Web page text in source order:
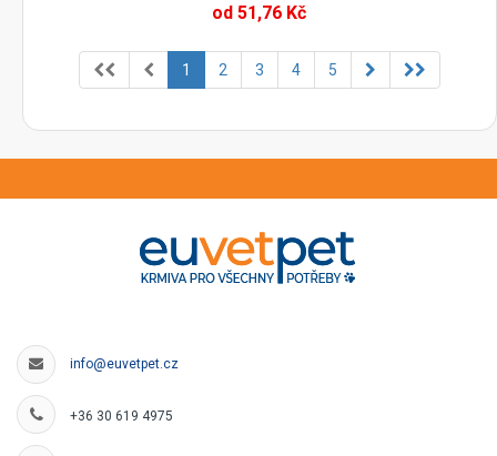
od 51,76 Kč
1 2 3 4 5
info@euvetpet.cz
+36 30 619 4975